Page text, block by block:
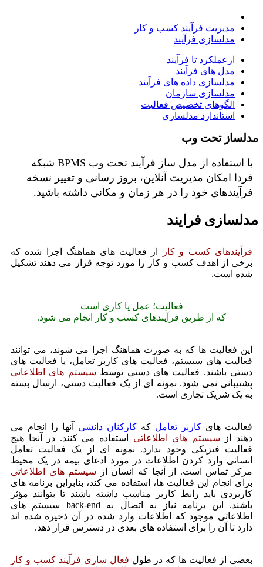
مدیریت فرآیند کسب و کار
مدلسازی فرآیند
ازعملکرد تا فرآیند
مدل های فرآیند
مدلسازی داده های فرآیند
مدلسازی سازمان
الگوهای تخصیص فعالیت
استاندارد مدلسازی
مدلساز تحت وب
با استفاده از مدل ساز فرآیند تحت وب BPMS شبکه
فردا امکان مدیریت آنلاین، بروز رسانی و تغییر نسخه
فرآیندهای خود را در هر زمان و مکانی داشته باشید.
مدلسازی فرایند
فرآیندهای کسب و کار
از فعالیت های هماهنگ اجرا شده كه
برخی از اهدف کسب و کار را مورد توجه قرار می دهند تشکیل
شده است.
فعالیت؛ عمل یا کاری است
که از طریق فرآیندهای کسب و کار انجام می شود.
این فعالیت ها که به صورت هماهنگ اجرا می شوند، می توانند
فعالیت های سیستم، فعالیت های کاربر تعامل، یا فعالیت های
دستی باشند. فعالیت های دستی توسط سیستم های اطلاعاتی
پشتیبانی نمی شود. نمونه ای از یک فعالیت دستی، ارسال بسته
به یک شریک تجاری است.
فعالیت های کاربر تعامل که کاركنان دانشی آنها را انجام می
دهند از سیستم های اطلاعاتی استفاده می کنند. در آنجا هیچ
فعالیت فیزیکی وجود ندارد. نمونه ای از یک فعالیت تعامل
انسانی وارد کردن اطلاعات در مورد ادعای بیمه در یک محیط
مرکز تماس است. از آنجا که انسان از سیستم های اطلاعاتی
برای انجام این فعالیت ها، استفاده می كند، بنابراین برنامه های
کاربردی باید رابط کاربر مناسب داشته باشند تا بتوانند مؤثر
باشند. این برنامه نیاز به اتصال به back-end سیستم های
اطلاعاتی موجود که اطلاعات وارد شده در آن ذخیره شده اند
دارد تا آن را برای استفاده های بعدی در دسترس قرار دهد.
بعضی از فعالیت ها که در طول فعال سازی فرآیند کسب و کار